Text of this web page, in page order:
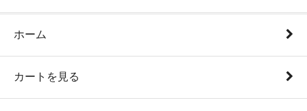
ホーム
カートを見る